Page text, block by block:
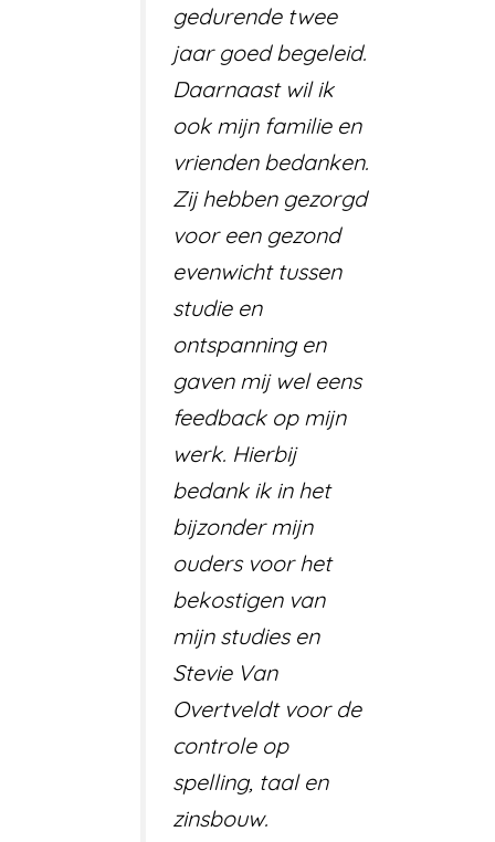
gedurende twee
jaar goed begeleid.
Daarnaast wil ik
ook mijn familie en
vrienden bedanken.
Zij hebben gezorgd
voor een gezond
evenwicht tussen
studie en
ontspanning en
gaven mij wel eens
feedback op mijn
werk. Hierbij
bedank ik in het
bijzonder mijn
ouders voor het
bekostigen van
mijn studies en
Stevie Van
Overtveldt voor de
controle op
spelling, taal en
zinsbouw.